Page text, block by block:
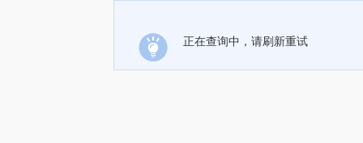
正在查询中，请刷新重试